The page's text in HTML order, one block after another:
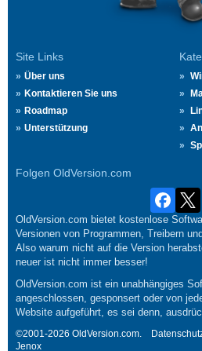
Site Links
Über uns
Kontaktieren Sie uns
Roadmap
Unterstützung
Folgen OldVersion.com
OldVersion.com bietet kostenlose
Versionen von Programmen, Treibern
Also warum nicht auf die Version
neuer ist nicht immer besser!
OldVersion.com ist ein unabhängiges
angeschlossen, gesponsert oder von
Website aufgeführt, es sei denn,
©2001-2026 OldVersion.com.
Jenox